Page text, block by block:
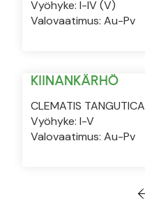
Vyöhyke: I-IV (V)
Valovaatimus: Au-Pv
KIINANKÄRHÖ
CLEMATIS TANGUTICA
Vyöhyke: I-V
Valovaatimus: Au-Pv